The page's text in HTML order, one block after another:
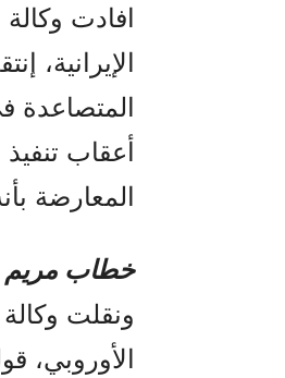
افادت وكالة
الإيرانية،
المتصاعدة
أعقاب
المعارضة
خطاب
ونقلت
الأوروبي،